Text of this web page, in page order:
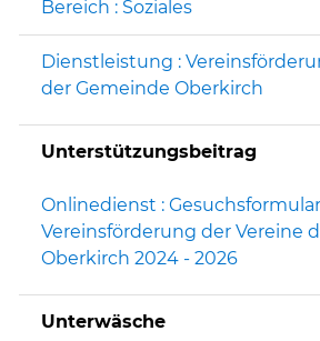
Bereich : Soziales
Dienstleistung :
der Gemeinde Oberkirch
Unterstützungsbeitrag
Onlinedienst : Gesuchsformular
Vereinsförderung der Vereine
Oberkirch 2024 - 2026
Unterwäsche